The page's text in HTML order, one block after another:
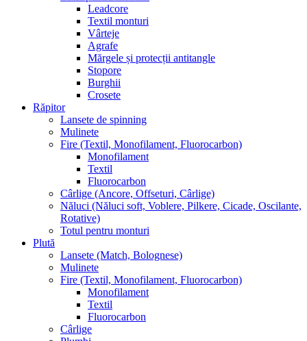
Leadcore
Textil monturi
Vârteje
Agrafe
Mărgele și protecții antitangle
Stopore
Burghii
Crosete
Răpitor
Lansete de spinning
Mulinete
Fire (Textil, Monofilament, Fluorocarbon)
Monofilament
Textil
Fluorocarbon
Cârlige (Ancore, Offseturi, Cârlige)
Năluci (Năluci soft, Voblere, Pilkere, Cicade, Oscilante,
Rotative)
Totul pentru monturi
Plută
Lansete (Match, Bolognese)
Mulinete
Fire (Textil, Monofilament, Fluorocarbon)
Monofilament
Textil
Fluorocarbon
Cârlige